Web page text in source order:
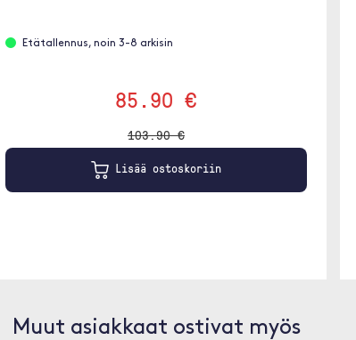
Etätallennus, noin 3-8 arkisin
85.90 €
103.90 €
Lisää ostoskoriin
Muut asiakkaat ostivat myös